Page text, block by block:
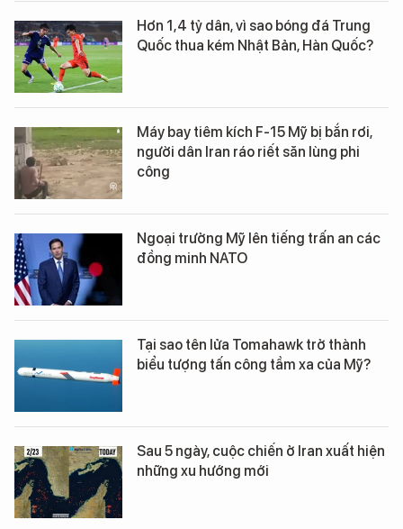
Hơn 1,4 tỷ dân, vì sao bóng đá Trung
Quốc thua kém Nhật Bản, Hàn Quốc?
Máy bay tiêm kích F-15 Mỹ bị bắn rơi,
người dân Iran ráo riết săn lùng phi
công
Ngoại trưởng Mỹ lên tiếng trấn an các
đồng minh NATO
Tại sao tên lửa Tomahawk trở thành
biểu tượng tấn công tầm xa của Mỹ?
Sau 5 ngày, cuộc chiến ở Iran xuất hiện
những xu hướng mới